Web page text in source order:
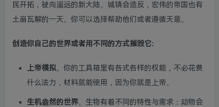
民开拓，驶向遥远的新大陆。城镇会造反，宏伟的帝国也有
土崩瓦解的一天。你可以选择帮助他们或者遵循天意。
创造你自己的世界或者用不同的方式摧毁它:
上帝模拟。你的工具箱里有各式各样的权能，不必花费
什么法力，材料就能使用，因为你就是上帝。
生机盎然的世界。生物有着不同的特性与需求：动物会